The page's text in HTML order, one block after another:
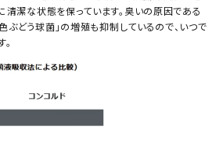
清潔な状態を保っています。臭いの原因である
どう球菌」の増殖も抑制しているので、いつで